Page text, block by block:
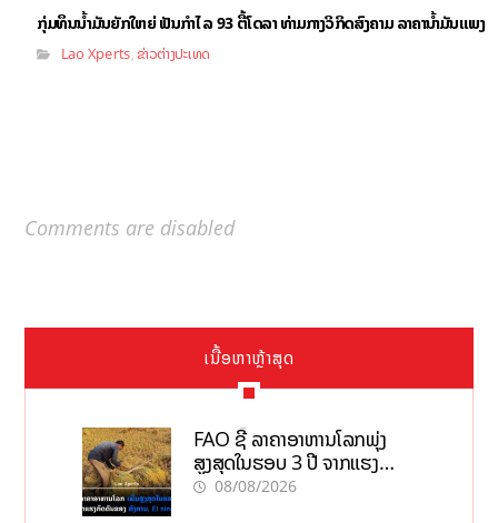
ກຸ່ມທຶນນ້ຳມັນຍັກໃຫຍ່ ຟັນກຳໄລ 93 ຕື້ໂດລາ ທ່າມກາງວິກິດສົງຄາມ ລາຄານໍ້າມັນແພງ
Lao Xperts ຂ່າວຕ່າງປະເທດ
Comments are disabled
ເນື້ອຫາຫຼ້າສຸດ
FAO ຊີ້ ລາຄາອາຫານໂລກພຸ່ງ
ສູງສຸດໃນຮອບ 3 ປີ ຈາກແຮງ
ກົດດັນຂອງສົງຄາມ, El nino
08/08/2026